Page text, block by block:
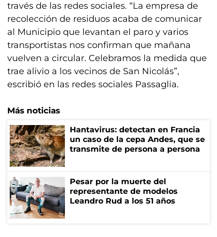
través de las redes sociales. “La empresa de
recolección de residuos acaba de comunicar
al Municipio que levantan el paro y varios
transportistas nos confirman que mañana
vuelven a circular. Celebramos la medida que
trae alivio a los vecinos de San Nicolás”,
escribió en las redes sociales Passaglia.
Más noticias
Hantavirus: detectan en Francia
un caso de la cepa Andes, que se
transmite de persona a persona
Pesar por la muerte del
representante de modelos
Leandro Rud a los 51 años